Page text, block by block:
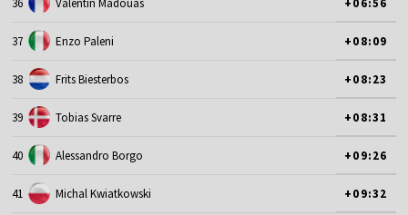
37 Enzo Paleni +08:09
38 Frits Biesterbos +08:23
39 Tobias Svarre +08:31
40 Alessandro Borgo +09:26
41 Michal Kwiatkowski +09:32